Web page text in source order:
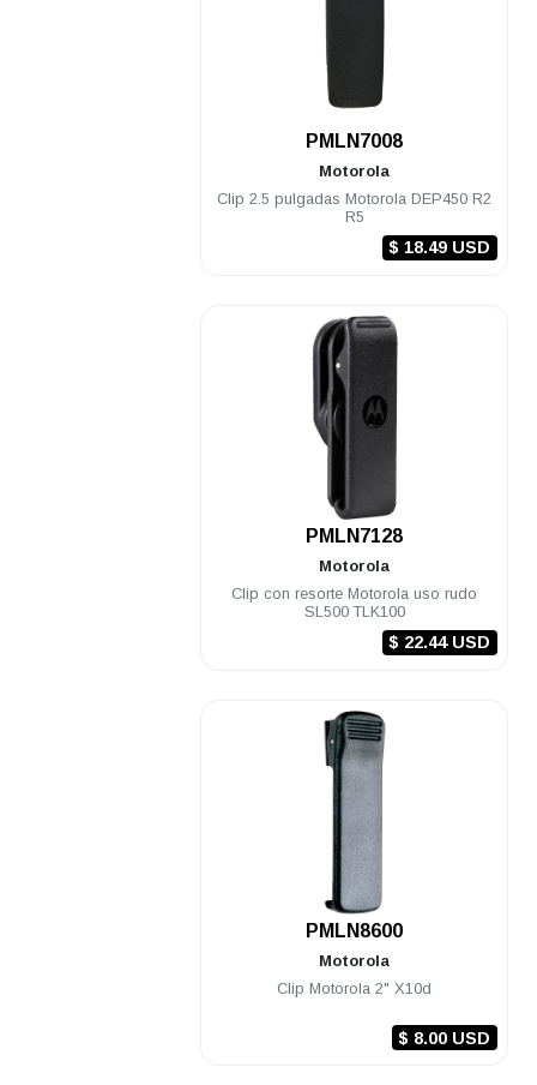
PMLN7008
Motorola
Clip 2.5 pulgadas Motorola DEP450 R2
R5
$ 18.49 USD
PMLN7128
Motorola
Clip con resorte Motorola uso rudo
SL500 TLK100
$ 22.44 USD
PMLN8600
Motorola
Clip Motorola 2" X10d
$ 8.00 USD